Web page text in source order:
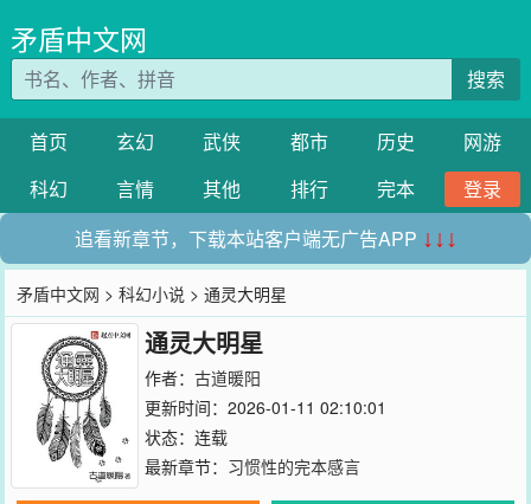
矛盾中文网
搜索
首页 玄幻 武侠 都市 历史
网游
科幻
言情 其他 排行 完本
登录
追看新章节，下载本站客户端无广告APP ↓↓↓
矛盾中文网 >科幻小说 > 通灵大明星
通灵大明星
作者： 古道暖阳
更新时间：2026-01-11 02:10:01
状态：连载
最新章节： 习惯性的完本感言